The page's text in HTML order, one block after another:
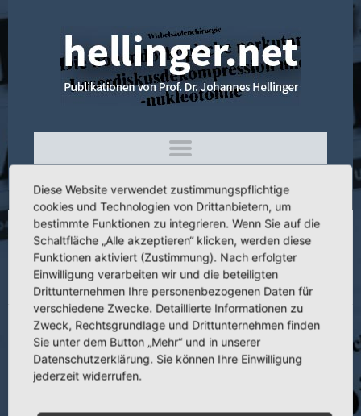
3.163 Konzeptionelle und individuelle
Ursachen von Fehlergebnissen
wachsenden Skelett
Titel:Konzeptionelle und individuelle Ursachen von Fehlergebnissen
wachsenden Skelett
Diese Website verwendet zustimmungspflichtige
cookies und Technologien von Drittanbietern, um
bestimmte Funktionen zu integrieren. Wenn Sie auf die
Schaltfläche „Alle akzeptieren“ klicken, werden diese
Funktionen aktiviert (Zustimmung). Nach erfolgter
Einwilligung verarbeiten wir und die beteiligten
Drittunternehmen Ihre personenbezogenen Daten für
verschiedene Zwecke. Detaillierte Informationen zu
Zweck, Rechtsgrundlage und Drittunternehmen finden
Sie unter dem Button „Mehr“ und in unserer
Datenschutzerklärung. Sie können Ihre Einwilligung
jederzeit widerrufen.